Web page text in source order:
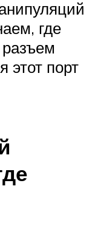
где
этот порт